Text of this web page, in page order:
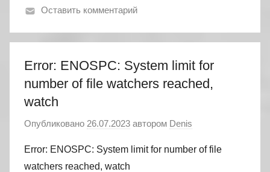
Оставить комментарий
Error: ENOSPC: System limit for
number of file watchers reached,
watch
Опубликовано 26.07.2023 автором Denis
Error: ENOSPC: System limit for number of file
watchers reached, watch